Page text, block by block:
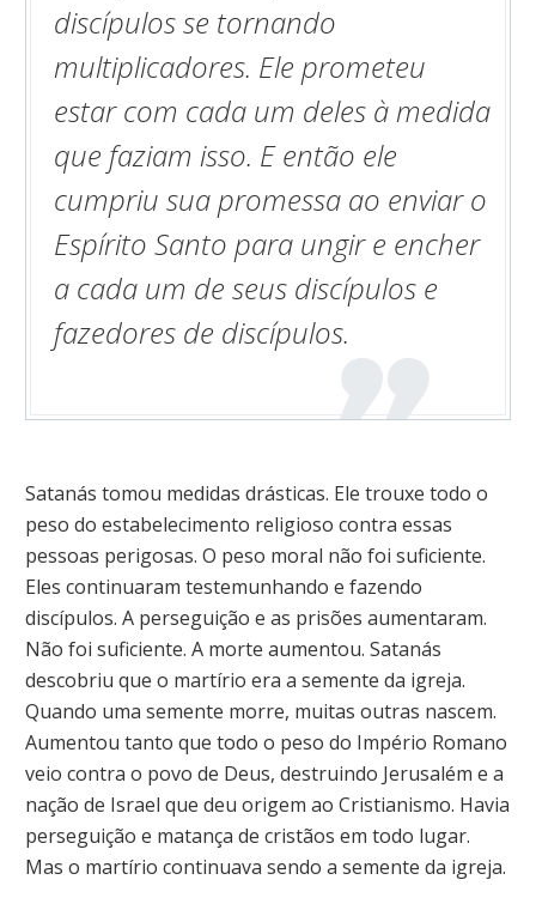
discípulos se tornando
multiplicadores. Ele prometeu
estar com cada um deles à medida
que faziam isso. E então ele
cumpriu sua promessa ao enviar o
Espírito Santo para ungir e encher
a cada um de seus discípulos e
fazedores de discípulos.
Satanás tomou medidas drásticas. Ele trouxe todo o
peso do estabelecimento religioso contra essas
pessoas perigosas. O peso moral não foi suficiente.
Eles continuaram testemunhando e fazendo
discípulos. A perseguição e as prisões aumentaram.
Não foi suficiente. A morte aumentou. Satanás
descobriu que o martírio era a semente da igreja.
Quando uma semente morre, muitas outras nascem.
Aumentou tanto que todo o peso do Império Romano
veio contra o povo de Deus, destruindo Jerusalém e a
nação de Israel que deu origem ao Cristianismo. Havia
perseguição e matança de cristãos em todo lugar.
Mas o martírio continuava sendo a semente da igreja.